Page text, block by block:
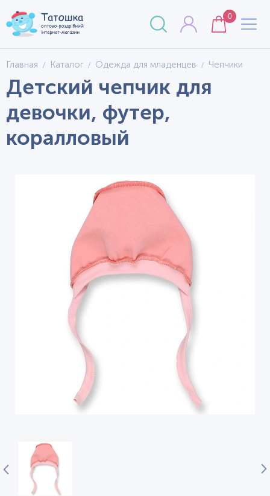
0
Главная Каталог Одежда для младенцев Чепчики
Детский чепчик для
девочки, футер,
коралловый